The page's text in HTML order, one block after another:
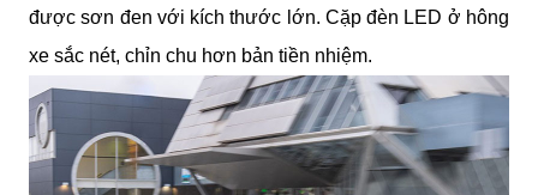
được sơn đen với kích thước lớn. Cặp đèn LED ở hông
xe sắc nét, chỉn chu hơn bản tiền nhiệm.